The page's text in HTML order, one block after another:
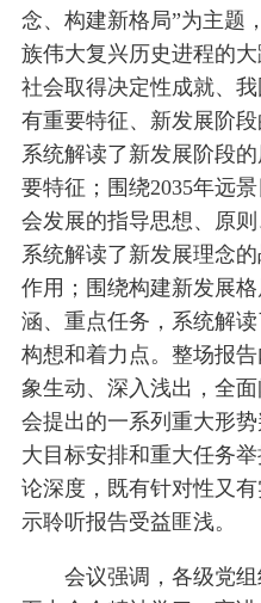
念、构建新格局”为主题
族伟大复兴历史进程的
社会取得决定性成就、
有重要特征、新发展阶
系统解读了新发展阶段
要特征；围绕2035年远
会发展的指导思想、原
系统解读了新发展理念
作用；围绕构建新发展
涵、重点任务，系统解
构想和着力点。整场报
象生动、深入浅出，全
会提出的一系列重大形
大目标安排和重大任务
论深度，既有针对性又
示聆听报告受益匪浅。
会议强调，各级党